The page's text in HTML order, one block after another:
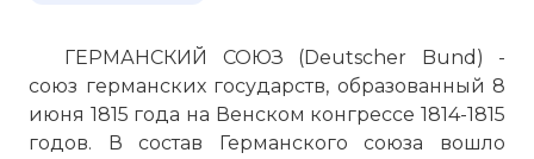
ГЕРМАНСКИЙ СОЮЗ (Deutscher Bund) -
союз германских государств, образованный 8
июня 1815 года на Венском конгрессе 1814-1815
годов. В состав Германского союза вошло